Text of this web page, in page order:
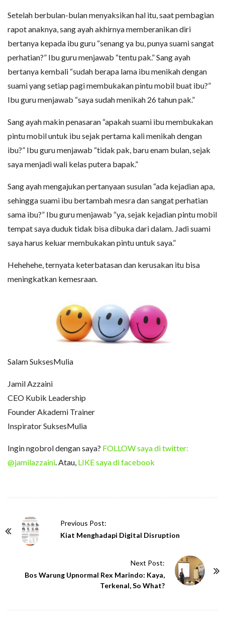
Setelah berbulan-bulan menyaksikan hal itu, saat pembagian
rapot anaknya, sang ayah akhirnya memberanikan diri
bertanya kepada ibu guru “senang ya bu, punya suami sangat
perhatian?” Ibu guru menjawab “tentu pak.” Sang ayah
bertanya kembali “sudah berapa lama ibu menikah dengan
suami yang setiap pagi membukakan pintu mobil buat ibu?”
Ibu guru menjawab “saya sudah menikah 26 tahun pak.”
Sang ayah makin penasaran “apakah suami ibu membukakan
pintu mobil untuk ibu sejak pertama kali menikah dengan
ibu?” Ibu guru menjawab “tidak pak, baru enam bulan, sejak
saya menjadi wali kelas putera bapak.”
Sang ayah mengajukan pertanyaan susulan “ada kejadian apa,
sehingga suami ibu bertambah mesra dan sangat perhatian
sama ibu?” Ibu guru menjawab “ya, sejak kejadian pintu mobil
tempat saya duduk tidak bisa dibuka dari dalam. Jadi suami
saya harus keluar membukakan pintu untuk saya.”
Hehehehe, ternyata keterbatasan dan kerusakan itu bisa
meningkatkan kemesraan.
Salam SuksesMulia
Jamil Azzaini
CEO Kubik Leadership
Founder Akademi Trainer
Inspirator SuksesMulia
Ingin ngobrol dengan saya? FOLLOW saya di twitter:
@jamilazzaini. Atau, LIKE saya di facebook
Previous Post:
Kiat Menghadapi Digital Disruption
Next Post:
Bos Warung Upnormal Rex Marindo: Kaya,
Terkenal, So What?